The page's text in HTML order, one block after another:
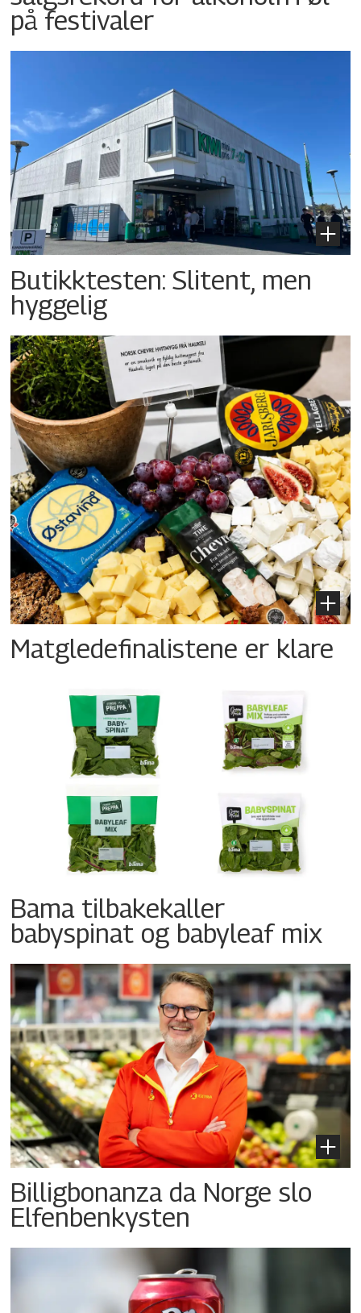
på festivaler
Butikktesten: Slitent, men
hyggelig
Matgledefinalistene er klare
Bama tilbakekaller
babyspinat og babyleaf mix
Billigbonanza da Norge slo
Elfenbenkysten